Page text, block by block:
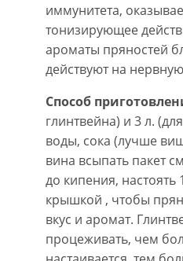
иммунитета,
тонизирующее
ароматы пряностей
действуют на
Способ
глинтвейна) и 3 л.
воды, сока (лучше
вина всыпать пакет
до кипения,
крышкой , чтобы
вкус и аромат.
процеживать, чем